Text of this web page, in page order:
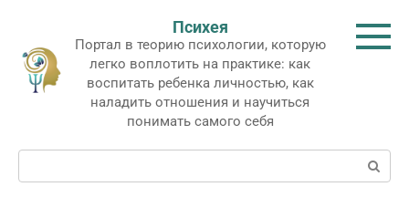
контенту
Психея
Портал в теорию психологии, которую
легко воплотить на практике: как
воспитать ребенка личностью, как
наладить отношения и научиться
понимать самого себя
Поиск: